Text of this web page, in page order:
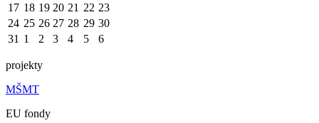
17 18 19 20 21 22 23
24 25 26 27 28 29 30
31 1 2 3 4 5 6
projekty
MŠMT
EU fondy